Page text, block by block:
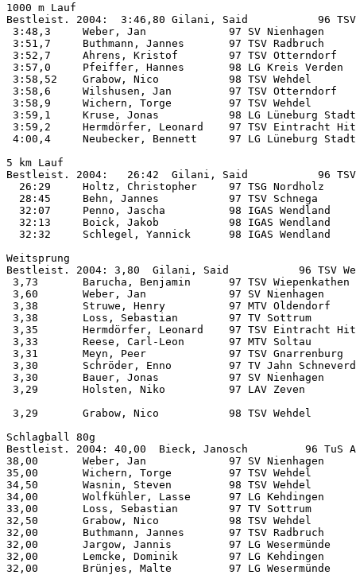
1000 m Lauf
Bestleist. 2004:  3:46,80 Gilani, Said           96 TSV
3:48,3     Weber, Jan             97 SV Nienhagen
3:51,7     Buthmann, Jannes       97 TSV
3:52,7     Ahrens, Kristof        97 TSV
3:57,0     Pfeiffer, Hannes       98 LG Kreis
3:58,52    Grabow, Nico           98 TSV Wehdel
3:58,6     Wilshusen, Jan         97 TSV
3:58,9     Wichern, Torge         97 TSV Wehdel
3:59,1     Kruse, Jonas           98 LG Lüneburg
3:59,2     Hermdörfer, Leonard    97 TSV
4:00,4     Neubecker, Bennett     97 LG Lüneburg
5 km Lauf
Bestleist. 2004:   26:42  Gilani, Said           96 TSV
26:29     Holtz, Christopher     97 TSG Nordholz
28:45     Behn, Jannes           97 TSV Schnega
32:07     Penno, Jascha          98 IGAS Wendland
32:13     Boick, Jakob           98 IGAS Wendland
32:32     Schlegel, Yannick      98 IGAS Wendland
Weitsprung
Bestleist. 2004: 3,80  Gilani, Said           96 TSV
3,73       Barucha, Benjamin      97 TSV
3,60       Weber, Jan             97 SV
3,38       Struwe, Henry          97 MTV
3,38       Loss, Sebastian        97 TV Sottrum
3,35       Hermdörfer, Leonard    97 TSV
3,33       Reese, Carl-Leon       97 MTV Soltau
3,31       Meyn, Peer             97 TSV
3,30       Schröder, Enno         97 TV Jahn
3,30       Bauer, Jonas           97 SV
3,29       Holsten, Niko          97 LAV Zeven
3,29       Grabow, Nico           98 TSV Wehdel
Schlagball 80g
Bestleist. 2004: 40,00  Bieck, Janosch         96 TuS
38,00       Weber, Jan             97 SV Nienhagen
35,00       Wichern, Torge         97 TSV Wehdel
34,50       Wasnin, Steven         98 TSV Wehdel
34,00       Wolfkühler, Lasse      97 LG
33,00       Loss, Sebastian        97 TV Sottrum
32,50       Grabow, Nico           98 TSV Wehdel
32,00       Buthmann, Jannes       97 TSV
32,00       Jargow, Jannis         97 LG
32,00       Lemcke, Dominik        97 LG Kehdingen
32,00       Brünjes, Malte         97 LG